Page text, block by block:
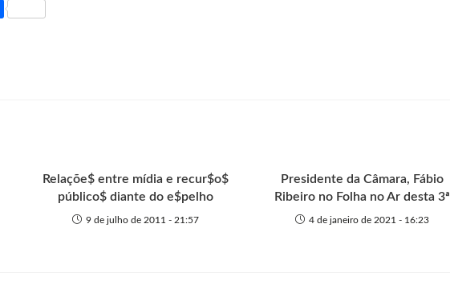
S
Relaçõe$ entre mídia e recur$o$
público$ diante do e$pelho
9 de julho de 2011 - 21:57
Presidente da Câmara, Fábio
Ribeiro no Folha no Ar desta 3ª
4 de janeiro de 2021 - 16:23